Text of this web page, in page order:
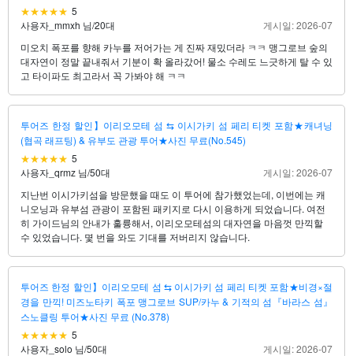
5
사용자_mmxh 님/20대
게시일: 2026-07
미오치 폭포를 향해 카누를 저어가는 게 진짜 재밌더라 ㅋㅋ 맹그로브 숲의
대자연이 정말 끝내줘서 기분이 확 올라갔어! 물소 수레도 느긋하게 탈 수 있
고 타이파도 최고라서 꼭 가봐야 해 ㅋㅋ
투어즈 한정 할인】이리오모테 섬 ⇆ 이시가키 섬 페리 티켓 포함★캐녀닝
(협곡 래프팅) & 유부도 관광 투어★사진 무료(No.545)
5
사용자_qrmz 님/50대
게시일: 2026-07
지난번 이시가키섬을 방문했을 때도 이 투어에 참가했었는데, 이번에는 캐
니오닝과 유부섬 관광이 포함된 패키지로 다시 이용하게 되었습니다. 여전
히 가이드님의 안내가 훌륭해서, 이리오모테섬의 대자연을 마음껏 만끽할
수 있었습니다. 몇 번을 와도 기대를 저버리지 않습니다.
투어즈 한정 할인】이리오모테 섬 ⇆ 이시가키 섬 페리 티켓 포함★비경×절
경을 만끽! 미즈노타키 폭포 맹그로브 SUP/카누 & 기적의 섬『바라스 섬』
스노클링 투어★사진 무료 (No.378)
5
사용자_solo 님/50대
게시일: 2026-07